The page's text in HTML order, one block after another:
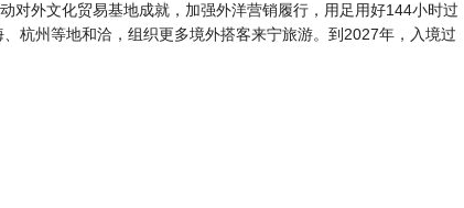
对外文化贸易基地成就，加强外洋营销履行，用足用好144小时过
杭州等地和洽，组织更多境外搭客来宁旅游。到2027年，入境过